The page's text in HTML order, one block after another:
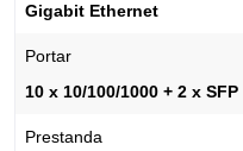
Gigabit Ethernet
Portar
10 x 10/100/1000 + 2 x SFP
Prestanda